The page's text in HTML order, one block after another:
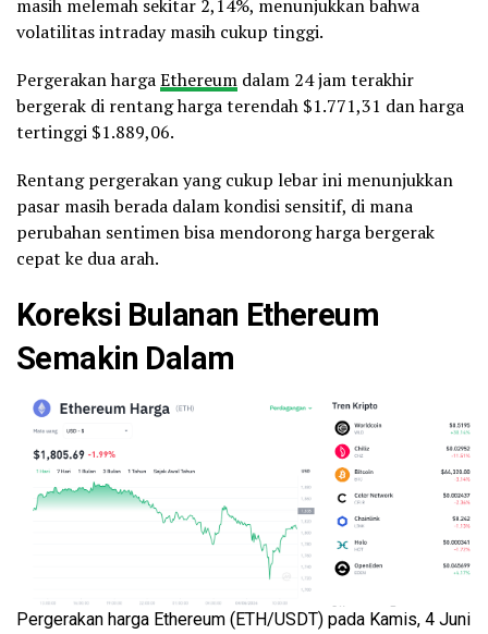
masih melemah sekitar 2,14%, menunjukkan bahwa
volatilitas intraday masih cukup tinggi.
Pergerakan hargaEthereum dalam 24 jam terakhir
bergerak di rentang harga terendah $1.771,31 dan harga
tertinggi $1.889,06.
Rentang pergerakan yang cukup lebar ini menunjukkan
pasar masih berada dalam kondisi sensitif, di mana
perubahan sentimen bisa mendorong harga bergerak
cepat ke dua arah.
Koreksi Bulanan Ethereum
Semakin Dalam
Pergerakan harga Ethereum (ETH/USDT) pada Kamis, 4 Juni